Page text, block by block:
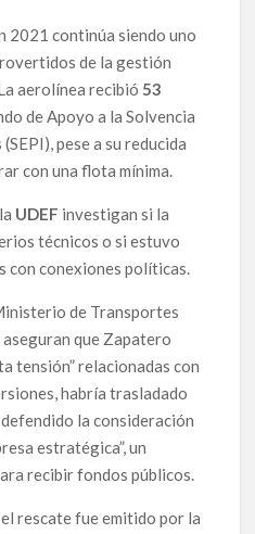
2021 continúa siendo uno
de la gestión
aerolínea recibió 53
de Apoyo a la Solvencia
pese a su reducida
con una flota mínima.
UDEF investigan si la
técnicos o si estuvo
con conexiones políticas.
de Transportes
que Zapatero
tensión” relacionadas con
habría trasladado
la consideración
estratégica”, un
recibir fondos públicos.
rescate fue emitido por la